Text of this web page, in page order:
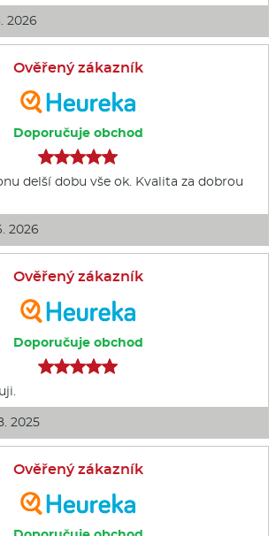
2026
Ověřený zákazník
Doporučuje obchod
delší dobu vše ok. Kvalita za dobrou
2026
Ověřený zákazník
Doporučuje obchod
2025
Ověřený zákazník